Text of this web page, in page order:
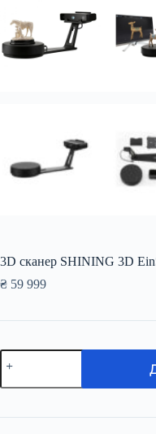
3D сканер SHINING 3D
₴ 59 999
3D
сканер